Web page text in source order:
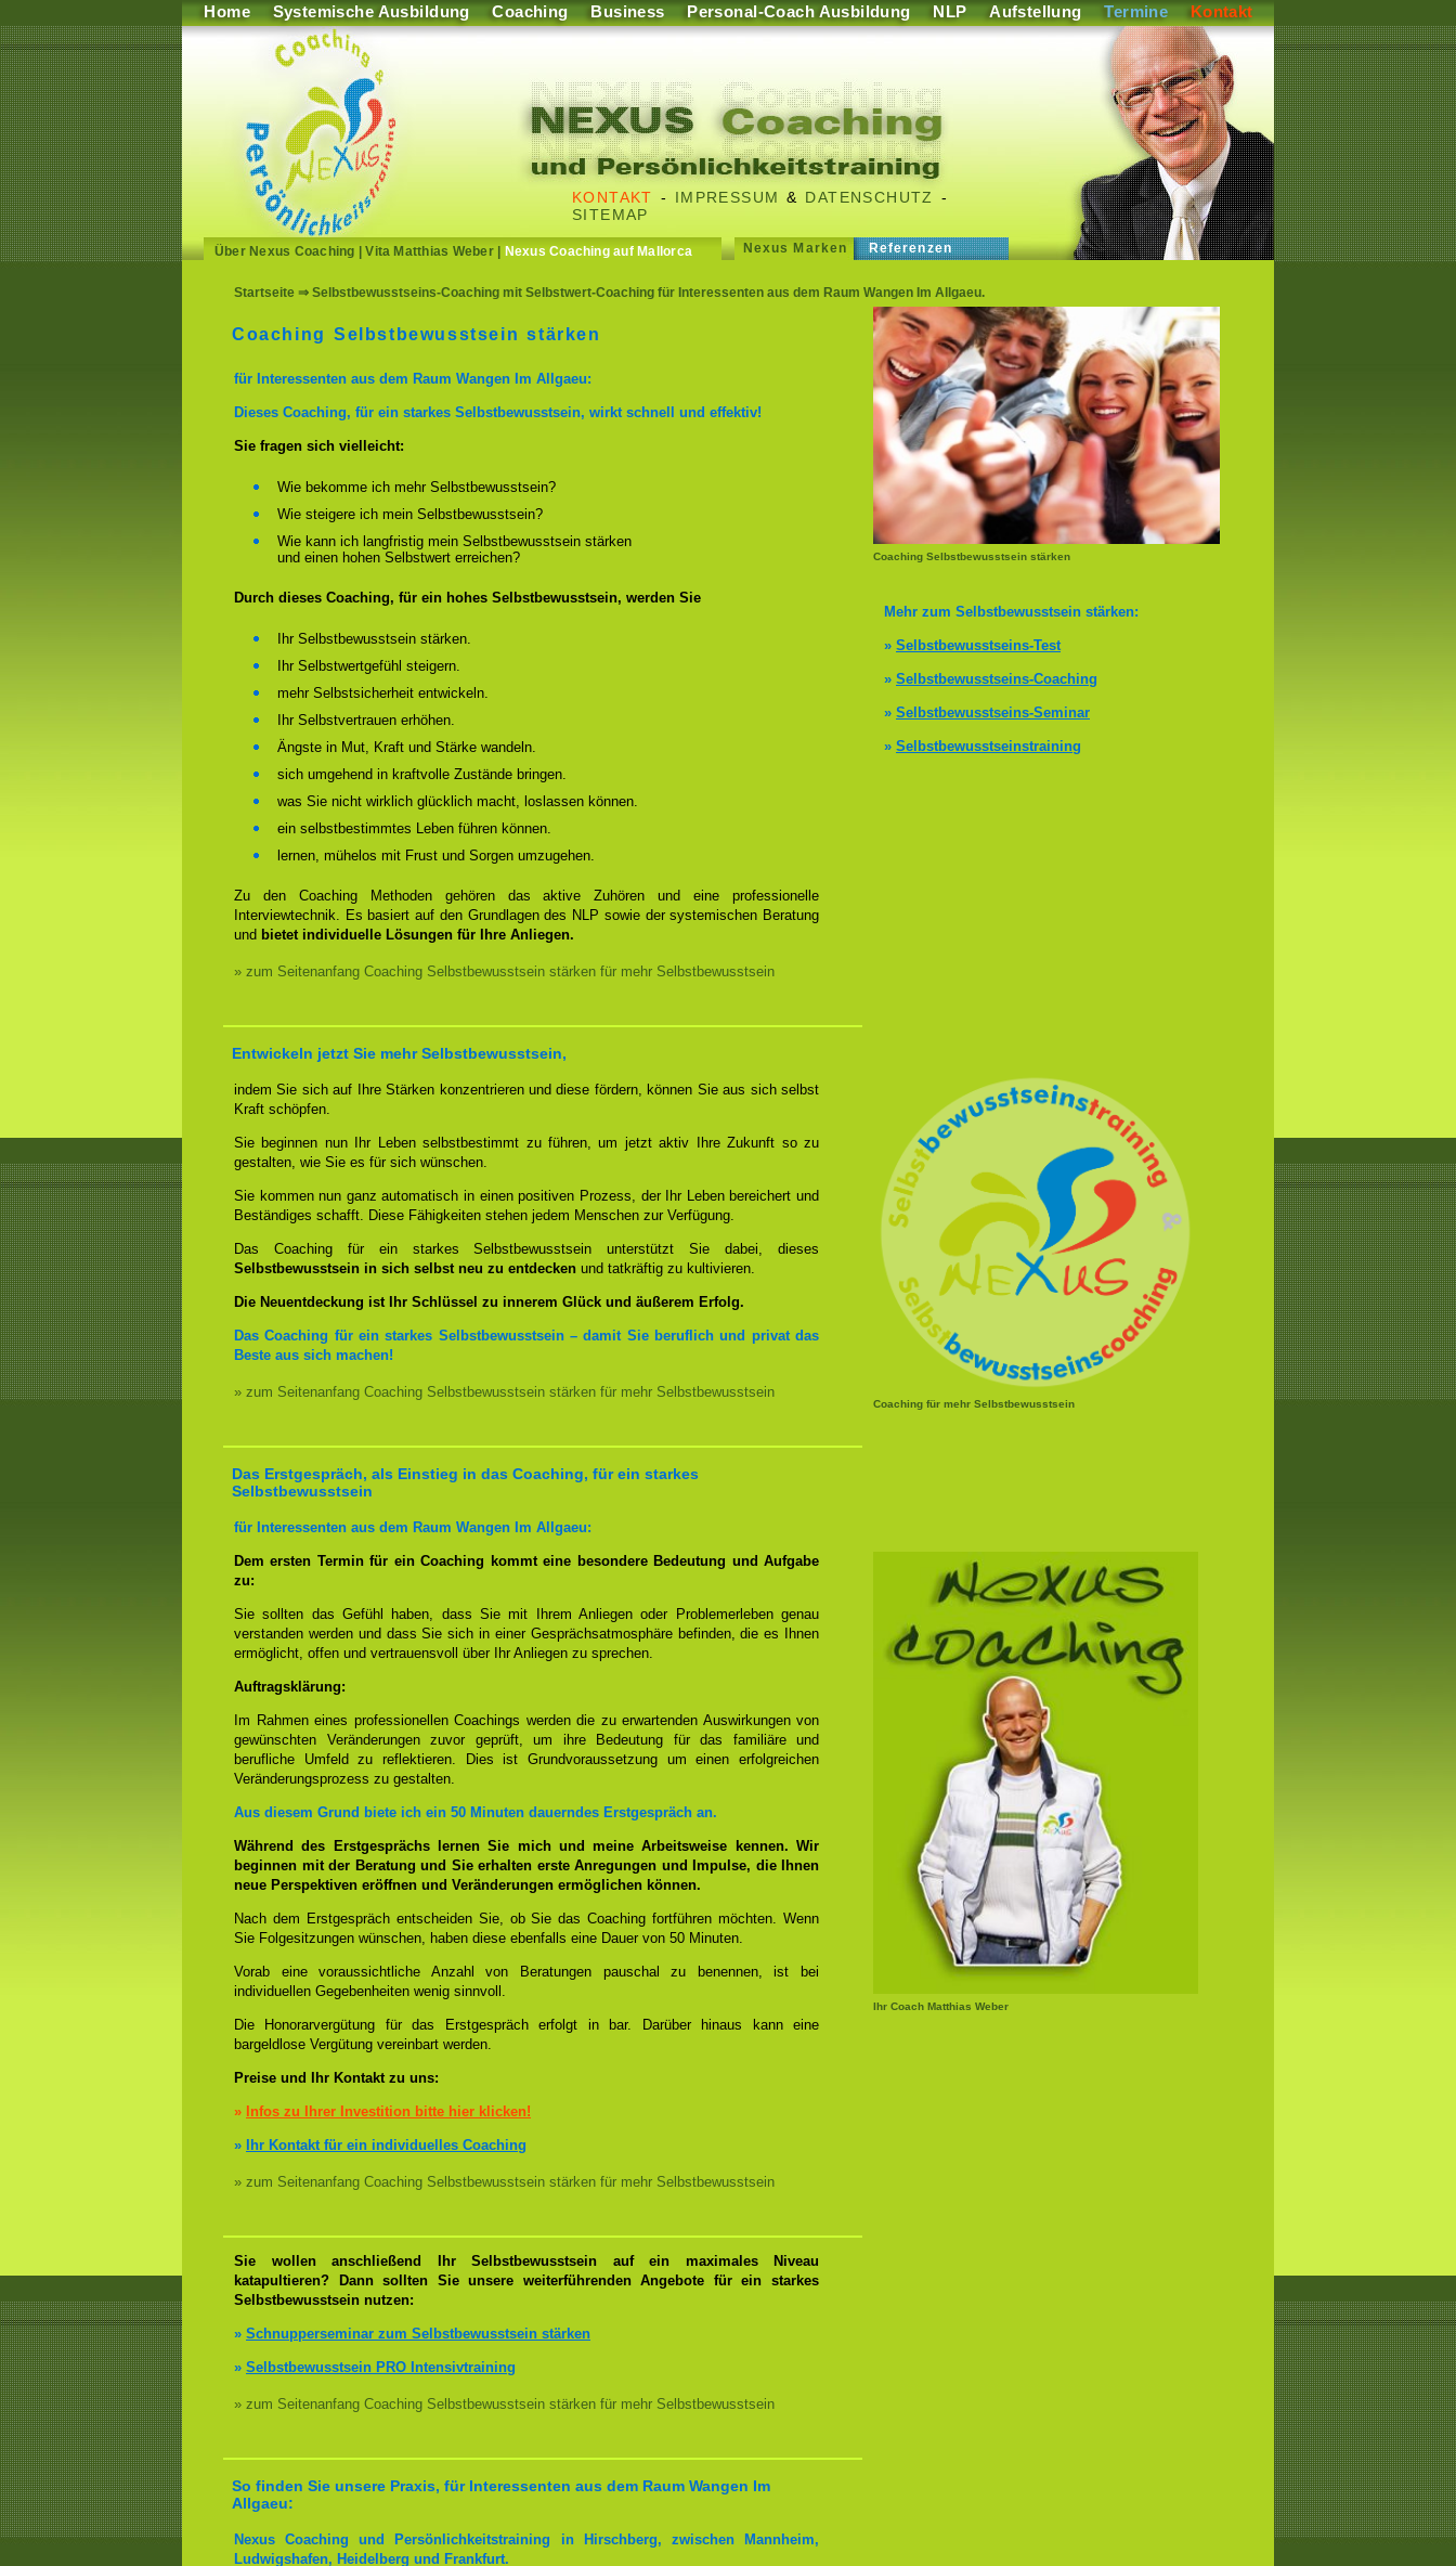
Home Systemische Ausbildung Coaching Business Personal-Coach Ausbildung NLP Aufstellung Termine Kontakt
KONTAKT - IMPRESSUM & DATENSCHUTZ
-
SITEMAP
Über Nexus Coaching |Vita Matthias Weber| Nexus Coaching auf Mallorca Nexus Marken Referenzen
Startseite ⇒ Selbstbewusstseins-Coaching mit Selbstwert-Coaching für Interessenten aus dem Raum Wangen Im Allgaeu.
Coaching Selbstbewusstsein stärken
Coaching Selbstbewusstsein stärken
für Interessenten aus dem Raum Wangen Im Allgaeu:
Dieses Coaching, für ein starkes Selbstbewusstsein, wirkt schnell und effektiv!
Sie fragen sich vielleicht:
Wie bekomme ich mehr Selbstbewusstsein?
Wie steigere ich mein Selbstbewusstsein?
Wie kann ich langfristig mein Selbstbewusstsein stärken
und einen hohen Selbstwert erreichen?
Mehr zum Selbstbewusstsein stärken:
» Selbstbewusstseins-Test
» Selbstbewusstseins-Coaching
» Selbstbewusstseins-Seminar
» Selbstbewusstseinstraining
Durch dieses Coaching, für ein hohes Selbstbewusstsein, werden Sie
Ihr Selbstbewusstsein stärken.
Ihr Selbstwertgefühl steigern.
mehr Selbstsicherheit entwickeln.
Ihr Selbstvertrauen erhöhen.
Ängste in Mut, Kraft und Stärke wandeln.
sich umgehend in kraftvolle Zustände bringen.
was Sie nicht wirklich glücklich macht, loslassen können.
ein selbstbestimmtes Leben führen können.
lernen, mühelos mit Frust und Sorgen umzugehen.
Zu den Coaching Methoden gehören das aktive Zuhören und eine professionelle
Interviewtechnik. Es basiert auf den Grundlagen des NLP sowie der systemischen Beratung
und bietet individuelle Lösungen für Ihre Anliegen.
» zum Seitenanfang Coaching Selbstbewusstsein stärken für mehr Selbstbewusstsein
Entwickeln jetzt Sie mehr Selbstbewusstsein,
Coaching für mehr Selbstbewusstsein
indem Sie sich auf Ihre Stärken konzentrieren und diese fördern, können Sie aus sich selbst
Kraft schöpfen.
Sie beginnen nun Ihr Leben selbstbestimmt zu führen, um jetzt aktiv Ihre Zukunft so zu
gestalten, wie Sie es für sich wünschen.
Sie kommen nun ganz automatisch in einen positiven Prozess, der Ihr Leben bereichert und
Beständiges schafft. Diese Fähigkeiten stehen jedem Menschen zur Verfügung.
Das Coaching für ein starkes Selbstbewusstsein unterstützt Sie dabei, dieses
Selbstbewusstsein in sich selbst neu zu entdecken und tatkräftig zu kultivieren.
Die Neuentdeckung ist Ihr Schlüssel zu innerem Glück und äußerem Erfolg.
Das Coaching für ein starkes Selbstbewusstsein – damit Sie beruflich und privat das
Beste aus sich machen!
» zum Seitenanfang Coaching Selbstbewusstsein stärken für mehr Selbstbewusstsein
Das Erstgespräch, als Einstieg in das Coaching, für ein starkes
Selbstbewusstsein
für Interessenten aus dem Raum Wangen Im Allgaeu:
Ihr Coach Matthias Weber
Dem ersten Termin für ein Coaching kommt eine besondere Bedeutung und Aufgabe
zu:
Sie sollten das Gefühl haben, dass Sie mit Ihrem Anliegen oder Problemerleben genau
verstanden werden und dass Sie sich in einer Gesprächsatmosphäre befinden, die es Ihnen
ermöglicht, offen und vertrauensvoll über Ihr Anliegen zu sprechen.
Auftragsklärung:
Im Rahmen eines professionellen Coachings werden die zu erwartenden Auswirkungen von
gewünschten Veränderungen zuvor geprüft, um ihre Bedeutung für das familiäre und
berufliche Umfeld zu reflektieren. Dies ist Grundvoraussetzung um einen erfolgreichen
Veränderungsprozess zu gestalten.
Aus diesem Grund biete ich ein 50 Minuten dauerndes Erstgespräch an.
Während des Erstgesprächs lernen Sie mich und meine Arbeitsweise kennen. Wir
beginnen mit der Beratung und Sie erhalten erste Anregungen und Impulse, die Ihnen
neue Perspektiven eröffnen und Veränderungen ermöglichen können.
Nach dem Erstgespräch entscheiden Sie, ob Sie das Coaching fortführen möchten. Wenn
Sie Folgesitzungen wünschen, haben diese ebenfalls eine Dauer von 50 Minuten.
Vorab eine voraussichtliche Anzahl von Beratungen pauschal zu benennen, ist bei
individuellen Gegebenheiten wenig sinnvoll.
Die Honorarvergütung für das Erstgespräch erfolgt in bar. Darüber hinaus kann eine
bargeldlose Vergütung vereinbart werden.
Preise und Ihr Kontakt zu uns:
» Infos zu Ihrer Investition bitte hier klicken!
» Ihr Kontakt für ein individuelles Coaching
» zum Seitenanfang Coaching Selbstbewusstsein stärken für mehr Selbstbewusstsein
Sie wollen anschließend Ihr Selbstbewusstsein auf ein maximales Niveau
katapultieren? Dann sollten Sie unsere weiterführenden Angebote für ein starkes
Selbstbewusstsein nutzen:
» Schnupperseminar zum Selbstbewusstsein stärken
» Selbstbewusstsein PRO Intensivtraining
» zum Seitenanfang Coaching Selbstbewusstsein stärken für mehr Selbstbewusstsein
So finden Sie unsere Praxis, für Interessenten aus dem Raum Wangen Im
Allgaeu:
Nexus Coaching und Persönlichkeitstraining in Hirschberg, zwischen Mannheim,
Ludwigshafen, Heidelberg und Frankfurt.